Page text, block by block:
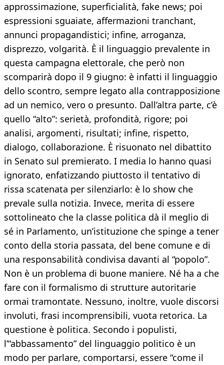
approssimazione, superficialità, fake news; poi
espressioni sguaiate, affermazioni tranchant,
annunci propagandistici; infine, arroganza,
disprezzo, volgarità. È il linguaggio prevalente in
questa campagna elettorale, che però non
scomparirà dopo il 9 giugno: è infatti il linguaggio
dello scontro, sempre legato alla contrapposizione
ad un nemico, vero o presunto. Dall’altra parte, c’è
quello “alto”: serietà, profondità, rigore; poi
analisi, argomenti, risultati; infine, rispetto,
dialogo, collaborazione. È risuonato nel dibattito
in Senato sul premierato. I media lo hanno quasi
ignorato, enfatizzando piuttosto il tentativo di
rissa scatenata per silenziarlo: è lo show che
prevale sulla notizia. Invece, merita di essere
sottolineato che la classe politica dà il meglio di
sé in Parlamento, un’istituzione che spinge a tener
conto della storia passata, del bene comune e di
una responsabilità condivisa davanti al “popolo”.
Non è un problema di buone maniere. Né ha a che
fare con il formalismo di strutture autoritarie
ormai tramontate. Nessuno, inoltre, vuole discorsi
involuti, frasi incomprensibili, vuota retorica. La
questione è politica. Secondo i populisti,
l’“abbassamento” del linguaggio politico è un
modo per parlare, comportarsi, essere “come il